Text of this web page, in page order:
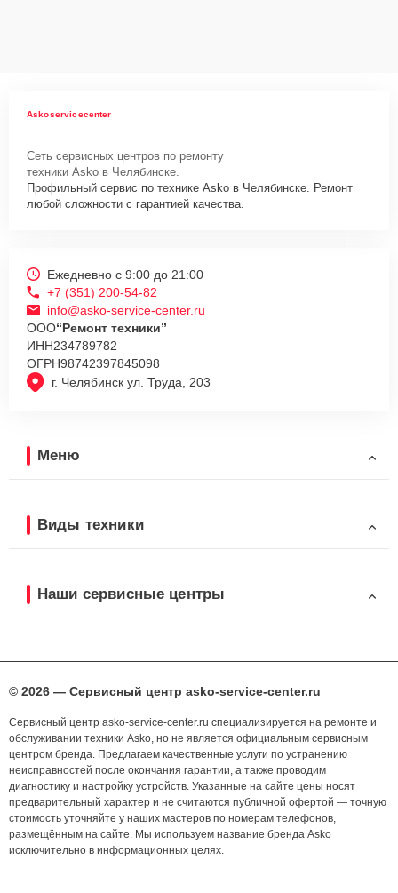
Askoservicecenter
Сеть сервисных центров по ремонту
техники Asko в Челябинске.
Профильный сервис по технике Asko в Челябинске. Ремонт
любой сложности с гарантией качества.
г. Челябинск ул. Труда, 203
Ежедневно с 9:00 до 21:00
+7 (351) 200-54-82
info@asko-service-center.ru
ООО“Ремонт техники”
ИНН234789782
ОГРН98742397845098
Меню
Виды техники
Наши сервисные центры
© 2026 — Сервисный центр asko-service-center.ru
Сервисный центр asko-service-center.ru специализируется на ремонте и
обслуживании техники Asko, но не является официальным сервисным
центром бренда. Предлагаем качественные услуги по устранению
неисправностей после окончания гарантии, а также проводим
диагностику и настройку устройств. Указанные на сайте цены носят
предварительный характер и не считаются публичной офертой — точную
стоимость уточняйте у наших мастеров по номерам телефонов,
размещённым на сайте. Мы используем название бренда Asko
исключительно в информационных целях.